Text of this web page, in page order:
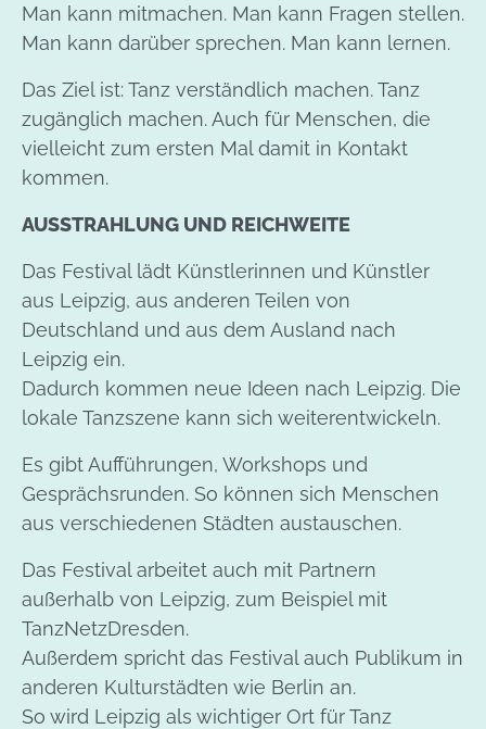
Man kann mitmachen. Man kann Fragen stellen.
Man kann darüber sprechen. Man kann lernen.
Das Ziel ist: Tanz verständlich machen. Tanz
zugänglich machen. Auch für Menschen, die
vielleicht zum ersten Mal damit in Kontakt
kommen.
AUSSTRAHLUNG UND REICHWEITE
Das Festival lädt Künstlerinnen und Künstler
aus Leipzig, aus anderen Teilen von
Deutschland und aus dem Ausland nach
Leipzig ein.
Dadurch kommen neue Ideen nach Leipzig. Die
lokale Tanzszene kann sich weiterentwickeln.
Es gibt Aufführungen, Workshops und
Gesprächsrunden. So können sich Menschen
aus verschiedenen Städten austauschen.
Das Festival arbeitet auch mit Partnern
außerhalb von Leipzig, zum Beispiel mit
TanzNetzDresden.
Außerdem spricht das Festival auch Publikum in
anderen Kulturstädten wie Berlin an.
So wird Leipzig als wichtiger Ort für Tanz